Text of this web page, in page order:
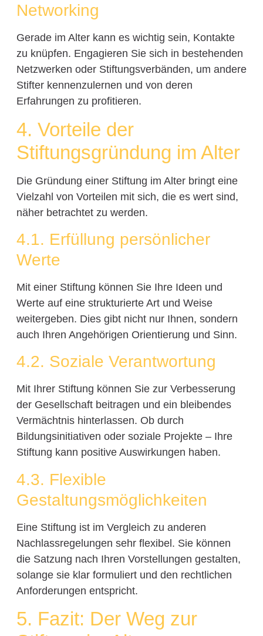
Networking
Gerade im Alter kann es wichtig sein, Kontakte
zu knüpfen. Engagieren Sie sich in bestehenden
Netzwerken oder Stiftungsverbänden, um andere
Stifter kennenzulernen und von deren
Erfahrungen zu profitieren.
4. Vorteile der
Stiftungsgründung im Alter
Die Gründung einer Stiftung im Alter bringt eine
Vielzahl von Vorteilen mit sich, die es wert sind,
näher betrachtet zu werden.
4.1. Erfüllung persönlicher
Werte
Mit einer Stiftung können Sie Ihre Ideen und
Werte auf eine strukturierte Art und Weise
weitergeben. Dies gibt nicht nur Ihnen, sondern
auch Ihren Angehörigen Orientierung und Sinn.
4.2. Soziale Verantwortung
Mit Ihrer Stiftung können Sie zur Verbesserung
der Gesellschaft beitragen und ein bleibendes
Vermächtnis hinterlassen. Ob durch
Bildungsinitiativen oder soziale Projekte – Ihre
Stiftung kann positive Auswirkungen haben.
4.3. Flexible
Gestaltungsmöglichkeiten
Eine Stiftung ist im Vergleich zu anderen
Nachlassregelungen sehr flexibel. Sie können
die Satzung nach Ihren Vorstellungen gestalten,
solange sie klar formuliert und den rechtlichen
Anforderungen entspricht.
5. Fazit: Der Weg zur